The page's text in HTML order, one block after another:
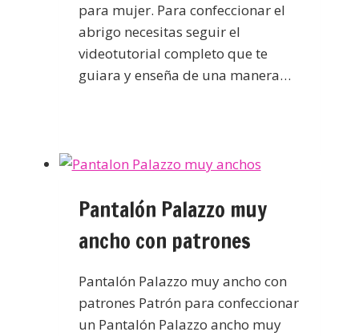
para mujer. Para confeccionar el
abrigo necesitas seguir el
videotutorial completo que te
guiara y enseña de una manera…
Pantalón Palazzo muy
ancho con patrones
Pantalón Palazzo muy ancho con
patrones Patrón para confeccionar
un Pantalón Palazzo ancho muy